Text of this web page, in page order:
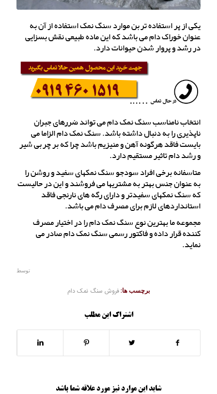
یکی از پر استفاده تربن موارد سنگ نمک استفاده از آن به
عنوان خوراک دام می باشد که این ماده طبیعی نقش بسزایی
در رشد و پروار شدن حیوانات دارد.
انتخاب نامناسب سنگ نمک دام می تواند ضررهای جبران
ناپذیری را به دنبال داشته باشد. سنگ نمک دام الزاما می
بایست فاقد هرگونه آهن و منیزیم باشد چرا که بر چربی شیر
و رشد دام تاثیر مستقیم دارد.
متاسفانه برخی افراد سودجو سنگ نمکهای سفید و روشن را
به عنوان جنس بهتر به مشتریها می فروشند و این در حالیست
که سنگ نمکهای سفیدتر و دارای رگه های نارنجی فاقد
استانداردهای لازم برای مصرف دام می باشد.
مجموعه ما بهترین نوع سنگ نمک دام را در اختیار مصرف
کننده قرار داده و فاکتور رسمی سنگ نمک دام صادر می
نماید.
توسط
برچسب ها: فروش سنگ نمک دام
اشتراک این مطلب
شاید این موارد نیز مورد علاقه شما باشد